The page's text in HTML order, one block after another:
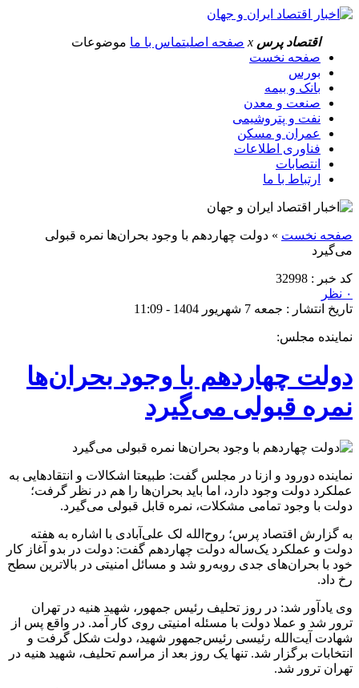
اقتصاد پرس x صفحه اصلیتماس با ما موضوعات
صفحه نخست
بورس
بانک و بیمه
صنعت و معدن
نفت و پتروشیمی
عمران و مسکن
فناوری اطلاعات
انتصابات
ارتباط با ما
صفحه نخست » دولت چهاردهم با وجود بحران‌ها نمره قبولی
می‌گیرد
کد خبر : 32998
۰ نظر
تاریخ انتشار : جمعه 7 شهریور 1404 - 11:09
نماینده مجلس:
دولت چهاردهم با وجود بحران‌ها
نمره قبولی می‌گیرد
نماینده دورود و ازنا در مجلس گفت: طبیعتا اشکالات و انتقادهایی به
عملکرد دولت وجود دارد، اما باید بحران‌ها را هم در نظر گرفت؛
دولت با وجود تمامی مشکلات، نمره قابل قبولی می‌گیرد.
به گزارش اقتصاد پرس؛ روح‌الله لک علی‌آبادی با اشاره به هفته
دولت و عملکرد یک‌ساله دولت چهاردهم گفت: دولت در بدو آغاز کار
خود با بحران‌های جدی روبه‌رو شد و مسائل امنیتی در بالاترین سطح
رخ داد.
وی یادآور شد: در روز تحلیف رئیس جمهور، شهید هنیه در تهران
ترور شد و عملا دولت با مسئله امنیتی روی کار آمد. در واقع پس از
شهادت آیت‌الله رئیسی رئیس‌جمهور شهید، دولت شکل گرفت و
انتخابات برگزار شد. تنها یک روز بعد از مراسم تحلیف، شهید هنیه در
تهران ترور شد.